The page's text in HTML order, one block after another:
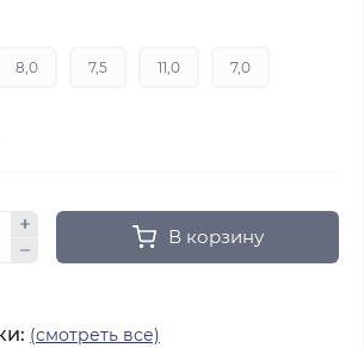
8,0 7,5 11,0 7,0
В корзину
(смотреть все)